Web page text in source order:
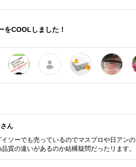
をCOOLしました！
ん
ソーでも売っているのでマスプロや日アン
質の違いがあるのか結構疑問だったリます。